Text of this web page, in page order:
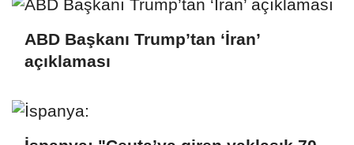
ABD Başkanı Trump’tan ‘İran’
açıklaması